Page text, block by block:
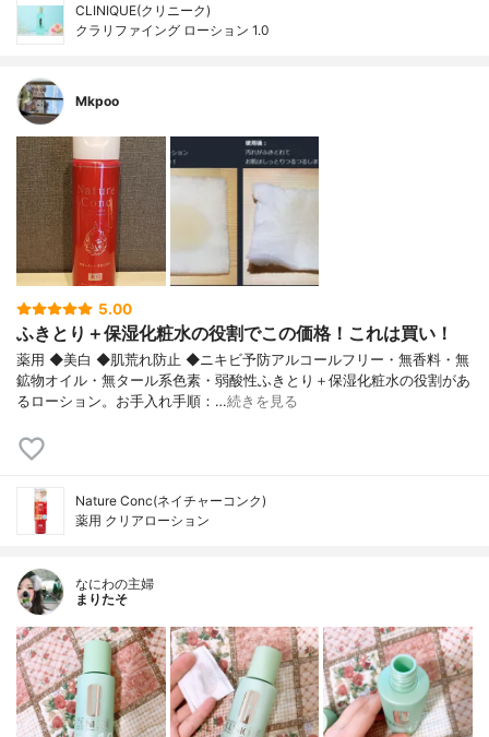
CLINIQUE(クリニーク)
クラリファイング ローション 1.0
Mkpoo
5.00
ふきとり＋保湿化粧水の役割でこの価格！これは買い！
薬用 ◆美白 ◆肌荒れ防止 ◆ニキビ予防アルコールフリー・無香料・無
鉱物オイル・無タール系色素・弱酸性ふきとり＋保湿化粧水の役割があ
るローション。お手入れ手順：…続きを見る
Nature Conc(ネイチャーコンク)
薬用 クリアローション
なにわの主婦
まりたそ